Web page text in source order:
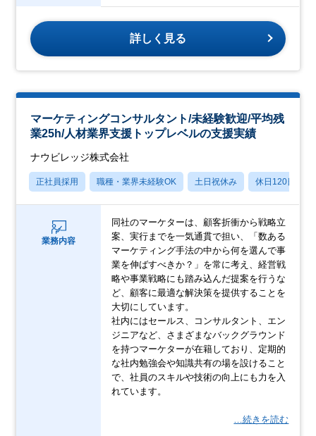
詳しく見る
マーケティングコンサルタント/未経験歓迎/平均残
業25h/人材業界支援トップレベルの支援実績
ナウビレッジ株式会社
正社員採用 職種・業界未経験OK 土日祝休み 休日120日以上
業務内容
同社のマーケターは、顧客折衝から戦略立
案、実行までを一気通貫で担い、「数ある
マーケティング手法の中から何を選んで事
業を伸ばすべきか？」を常に考え、経営戦
略や事業戦略にも踏み込んだ提案を行うな
ど、顧客に最適な解決策を提供することを
大切にしています。
社内にはセールス、コンサルタント、エン
ジニアなど、さまざまなバックグラウンド
を持つマーケターが在籍しており、定期的
な社内勉強会や知識共有の場を設けること
で、社員のスキルや技術の向上にも力を入
れています。
…続きを読む